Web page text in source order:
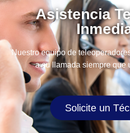
Asistencia
Nuestro equipo de
a su llamada siempre que
Solicite un